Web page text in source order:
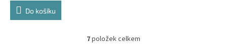
Do košíku
O
7položek celkem